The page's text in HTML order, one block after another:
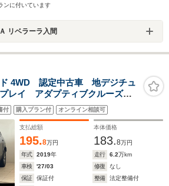
ンに付いています
リベラーラ入間
4WD 認定中古車 地デジチュ
レイ アダプティブクルーズコ
ター シートエアコン
付 購入プラン付 オンライン相談可
支払総額
195.8万円
本体価格
183.8万円
年式
2019年 走行 6.2万km
車検
'27/03 修復
なし
保証
保証付 整備
法定整備付